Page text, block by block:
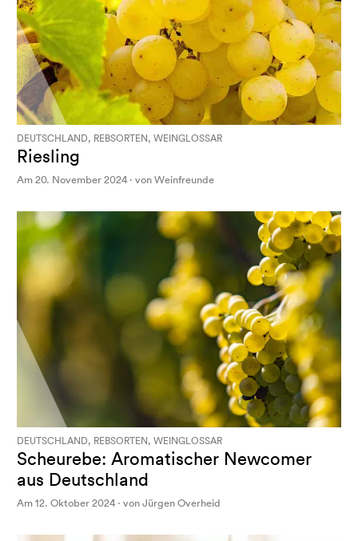
DEUTSCHLAND, REBSORTEN, WEINGLOSSAR
Riesling
Am 20. November 2024 · von Weinfreunde
DEUTSCHLAND, REBSORTEN, WEINGLOSSAR
Scheurebe: Aromatischer Newcomer
aus Deutschland
Am 12. Oktober 2024 · von Jürgen Overheid